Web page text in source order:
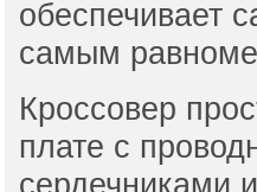
обеспечивает
самым
Кроссовер
плате с
сердечниками